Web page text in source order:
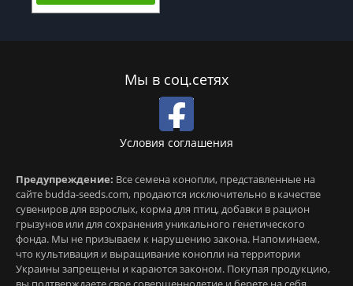
Мы в соц.сетях
Условия соглашения
Предупреждение: Все семена конопли, представленные на
сайте budda-seeds.com, продаются исключительно в качестве
сувениров для взрослых, корма для птиц, добавки в рацион
грызунов или для сохранения уникального генетического
фонда. Мы не призываем к нарушению закона. Напоминаем,
что культивация и выращивание конопли на территории
Украины запрещены и караются законом. Покупая продукцию,